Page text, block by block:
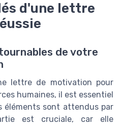
d'une lettre
de votre
lettre de motivation pour
humaines, il est essentiel
éléments sont attendus par
est cruciale, car elle